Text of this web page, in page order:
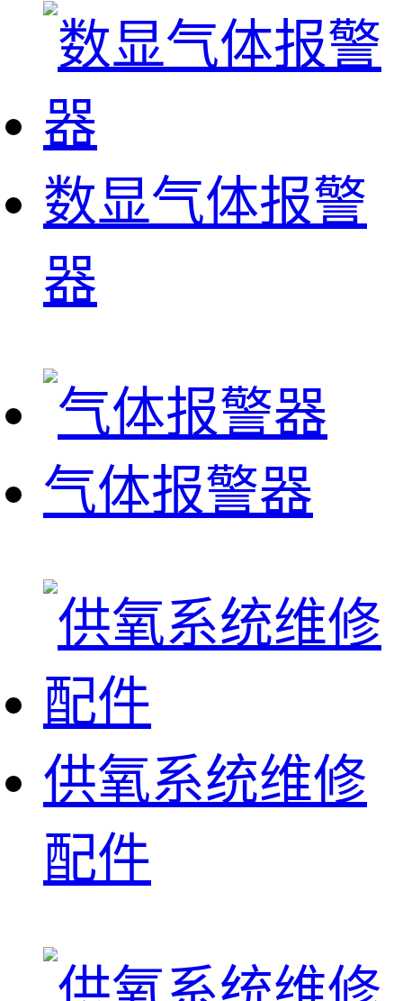
数显气体报警
器
气体报警器
供氧系统维修
配件